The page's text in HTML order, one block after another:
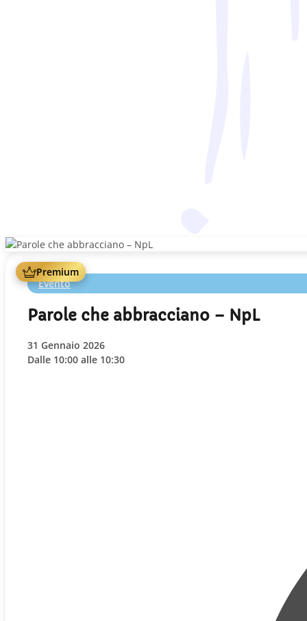
Premium
Evento
Parole che abbracciano – NpL
31 Gennaio 2026
Dalle 10:00 alle 10:30